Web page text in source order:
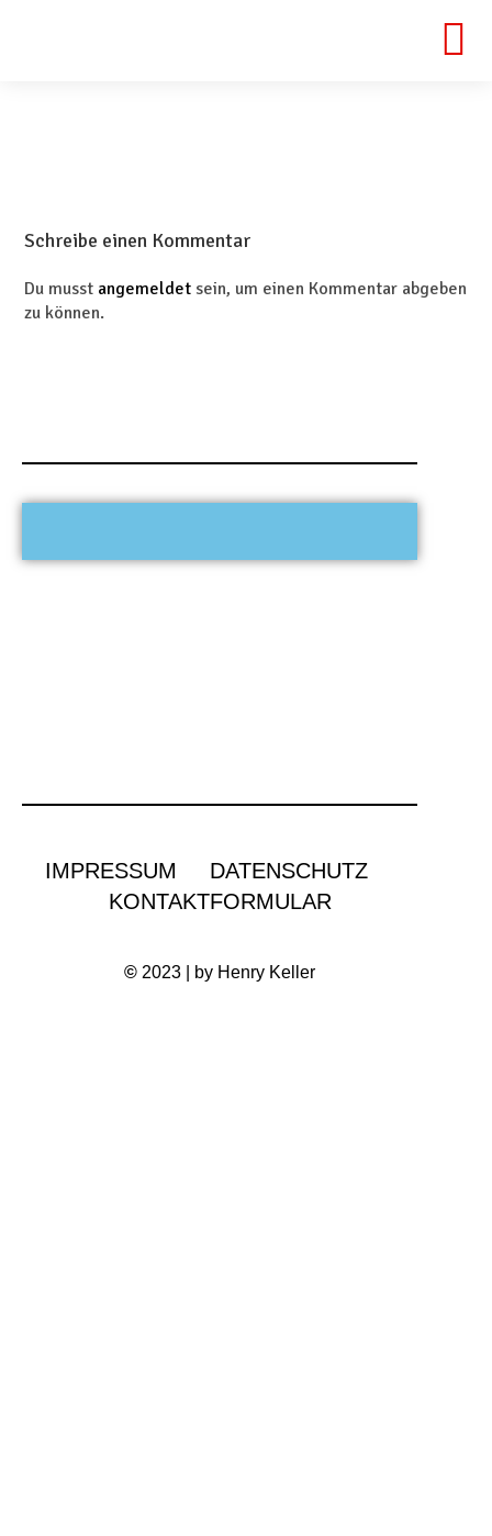
Schreibe einen Kommentar
Du musst angemeldet sein, um einen Kommentar abgeben
zu können.
IMPRESSUM
DATENSCHUTZ
KONTAKTFORMULAR
© 2023 | by Henry Keller